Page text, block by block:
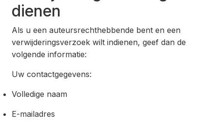
dienen
Als u een auteursrechthebbende bent en een
verwijderingsverzoek wilt indienen, geef dan de
volgende informatie:
Uw contactgegevens:
Volledige naam
E-mailadres